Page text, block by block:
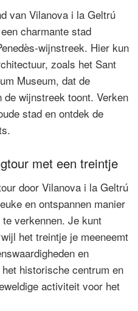
van Vilanova i la Geltrú
charmante stad
wijnstreek. Hier kun
zoals het Sant
Museum, dat de
wijnstreek toont. Verken
stad en ontdek de
met een treintje
door Vilanova i la Geltrú
en ontspannen manier
verkennen. Je kunt
het treintje je meeneemt
en
historische centrum en
activiteit voor het